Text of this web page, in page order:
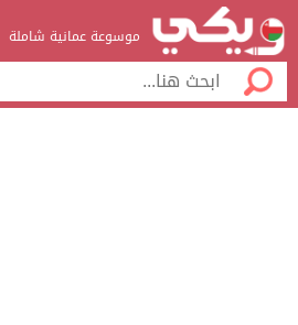
موسوعة عمانية شاملة